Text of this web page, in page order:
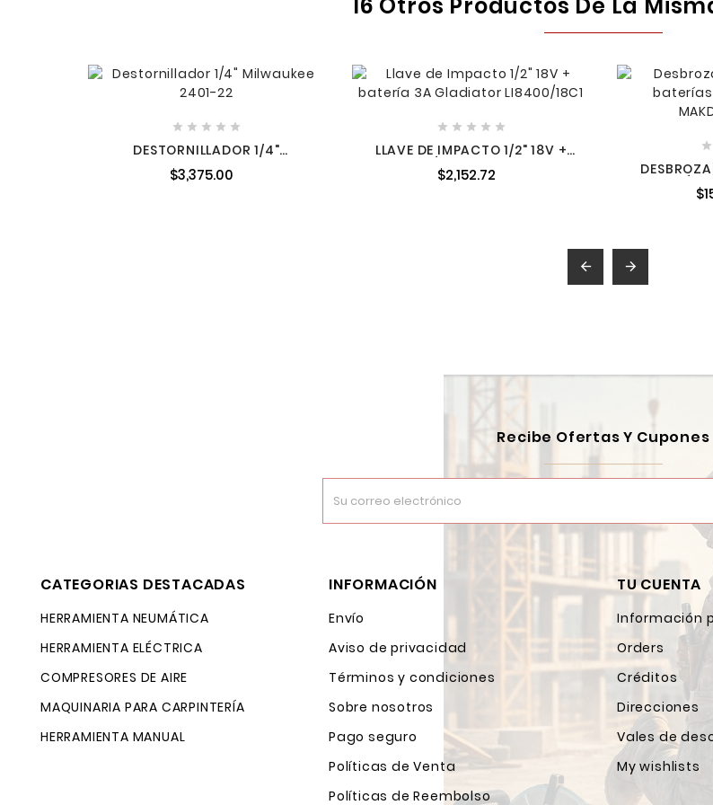
16 Otros Productos De La
    
DESTORNILLADOR 1/4"
COMPACTO 12 V MILWAUKEE
2401-22
$3,375.00
    
LLAVE DE IMPACTO 1/2" 18V +
BATERÍA 3A GLADIATOR
LI8400/18C1
$2,152.72

 
Recibe Ofertas Y Cupones
CATEGORIAS DESTACADAS
HERRAMIENTA NEUMÁTICA
HERRAMIENTA ELÉCTRICA
COMPRESORES DE AIRE
MAQUINARIA PARA CARPINTERÍA
HERRAMIENTA MANUAL
INFORMACIÓN
Envío
Aviso de privacidad
Términos y condiciones
Sobre nosotros
Pago seguro
Políticas de Venta
Políticas de Reembolso
TU CUENTA
Información
Orders
Créditos
Direcciones
Vales de
My wishlists